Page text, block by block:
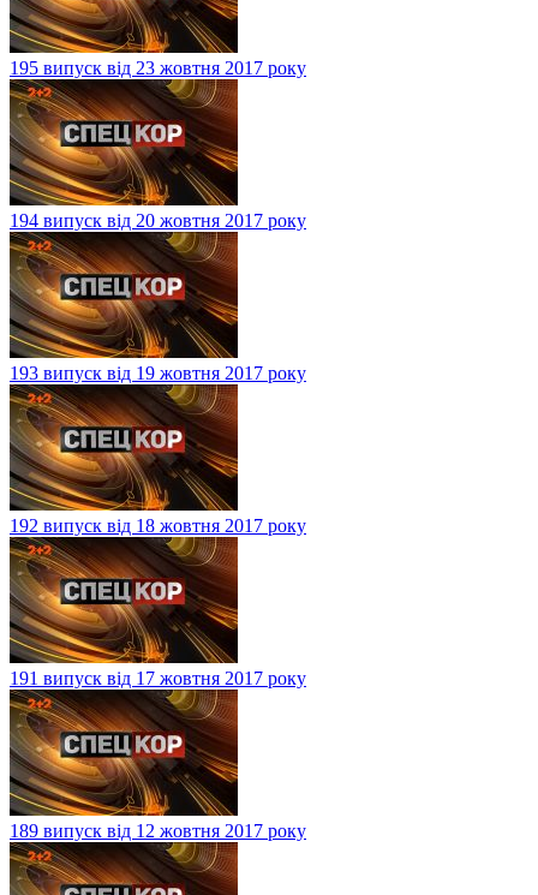
195 випуск від 23 жовтня 2017 року
194 випуск від 20 жовтня 2017 року
193 випуск від 19 жовтня 2017 року
192 випуск від 18 жовтня 2017 року
191 випуск від 17 жовтня 2017 року
189 випуск від 12 жовтня 2017 року